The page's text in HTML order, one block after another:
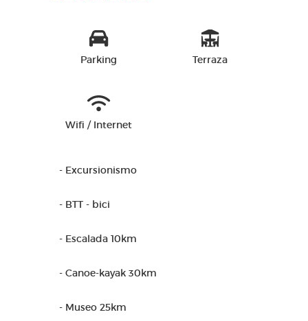
Parking Terraza
Wifi / Internet
- Excursionismo
- BTT - bici
- Escalada 10km
- Canoe-kayak 30km
- Museo 25km